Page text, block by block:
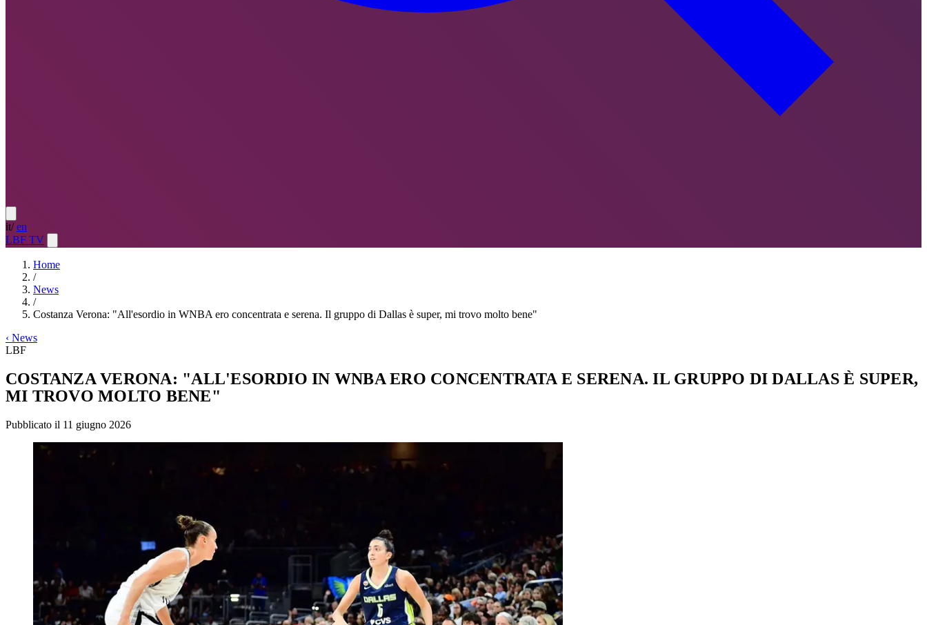
it/ en
LBF TV
Home
/
News
/
Costanza Verona: "All'esordio in WNBA ero concentrata e serena. Il gruppo di Dallas è super, mi trovo molto bene"
‹ News
LBF
COSTANZA VERONA: "ALL'ESORDIO IN WNBA ERO CONCENTRATA E SERENA. IL GRUPPO DI DALLAS È SUPER,
MI TROVO MOLTO BENE"
Pubblicato il 11 giugno 2026